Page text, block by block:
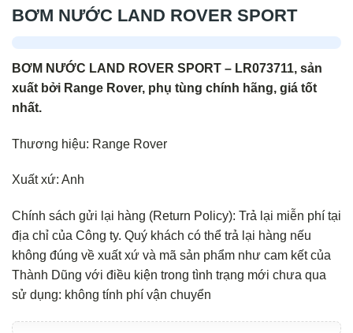
BƠM NƯỚC LAND ROVER SPORT
BƠM NƯỚC LAND ROVER SPORT – LR073711, sản
xuất bởi Range Rover, phụ tùng chính hãng, giá tốt
nhất.
Thương hiệu: Range Rover
Xuất xứ: Anh
Chính sách gửi lại hàng (Return Policy): Trả lại miễn phí tại
địa chỉ của Công ty. Quý khách có thể trả lại hàng nếu
không đúng về xuất xứ và mã sản phẩm như cam kết của
Thành Dũng với điều kiện trong tình trạng mới chưa qua
sử dụng: không tính phí vận chuyển